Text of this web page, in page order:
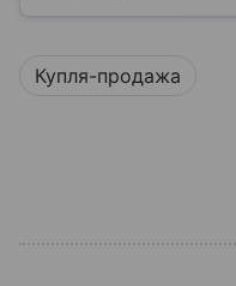
Купля-продажа